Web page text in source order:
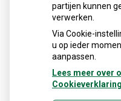
Vragen of klachten
Uw zorgverzekeraar is
vragen of klachten heeft
zorgverzekeraar hebt
of klachten over de
vindt de
zorgnota of op uw
partijen kunnen
verwerken.
Via Cookie-
u op ieder
aanpassen.
Lees meer over